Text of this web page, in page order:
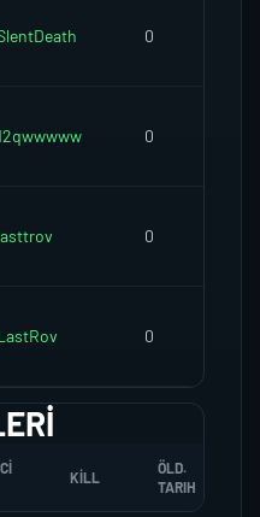
0
0
0
0
KILL
ÖLD.
TARIH